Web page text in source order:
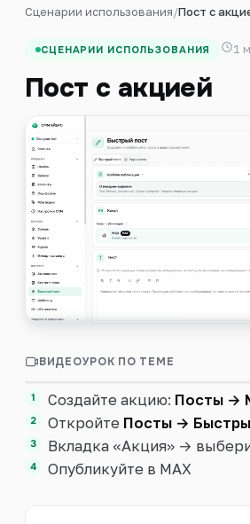
Первый месяц бесплатно
Войти
Сценарии использования/Пост с
СЦЕНАРИИ ИСПОЛЬЗОВАНИЯ 1
Пост с акцией
ВИДЕОУРОК ПО ТЕМЕ
Акции и QR-промокоды
Создайте акцию: Посты →
Откройте Посты →
Вкладка «Акция» →
Опубликуйте в MAX